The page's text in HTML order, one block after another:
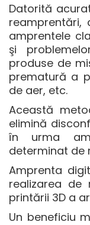
Datorită
reamprentări,
amprentele
şi
produse de
prematură a
de aer, etc.
Această
elimină
în urma
determinat de
Amprenta
realizarea de
printării 3D a
Un beneficiu